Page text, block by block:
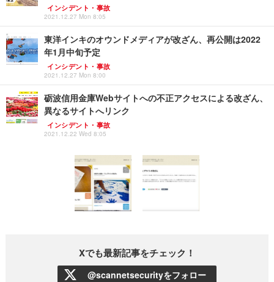
インシデント・事故
2021.12.27 Mon 8:05
東洋インキのオウンドメディアが改ざん、再公開は2022
年1月中旬予定
インシデント・事故
2021.12.27 Mon 8:00
砺波信用金庫Webサイトへの不正アクセスによる改ざん、
異なるサイトへリンク
インシデント・事故
2021.12.22 Wed 8:05
Xでも最新記事をチェック！
@scannetsecurityをフォロー